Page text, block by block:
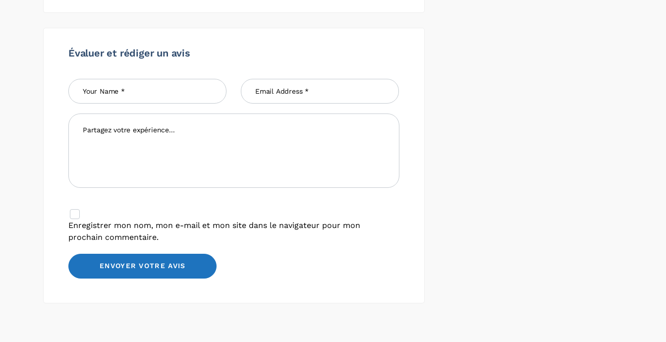
Évaluer et rédiger un avis
Enregistrer mon nom, mon e-mail et mon site dans le navigateur pour mon
prochain commentaire.